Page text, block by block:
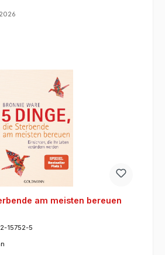
am meisten bereuen
15752-5